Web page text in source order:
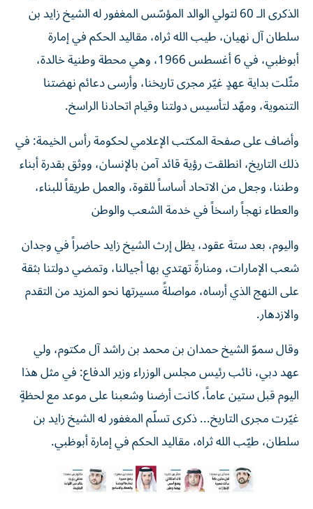
الذكرى الـ 60 لتولي الوالد المؤسّس المغفور له الشيخ زايد بن
سلطان آل نهيان، طيب الله ثراه، مقاليد الحكم في إمارة
أبوظبي، في 6 أغسطس 1966، وهي محطة وطنية خالدة،
مثّلت بداية عهدٍ غيّر مجرى تاريخنا، وأرسى دعائم نهضتنا
التنموية، ومهّد لتأسيس دولتنا وقيام اتحادنا الراسخ.
وأضاف على صفحة المكتب الإعلامي لحكومة رأس الخيمة: في
ذلك التاريخ، انطلقت رؤية قائد آمن بالإنسان، ووثق بقدرة أبناء
وطننا، وجعل من الاتحاد أساساً للقوة، والعمل طريقاً للبناء،
والعطاء نهجاً راسخاً في خدمة الشعب والوطن
واليوم، بعد ستة عقود، يظل إرث الشيخ زايد حاضراً في وجدان
شعب الإمارات، ومنارةً تهتدي بها أجيالنا، وتمضي دولتنا بثقة
على النهج الذي أرساه، مواصلةً مسيرتها نحو المزيد من التقدم
والازدهار.
وقال سموّ الشيخ حمدان بن محمد بن راشد آل مكتوم، ولي
عهد دبي، نائب رئيس مجلس الوزراء وزير الدفاع: في مثل هذا
اليوم قبل ستين عاماً، كانت أرضنا وشعبنا على موعد مع لحظةٍ
غيّرت مجرى التاريخ... ذكرى تسلّم المغفور له الشيخ زايد بن
سلطان، طيّب الله ثراه، مقاليد الحكم في إمارة أبوظبي.